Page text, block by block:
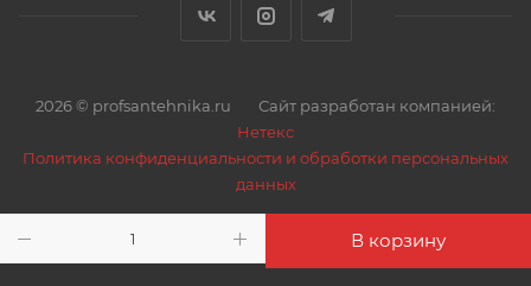
В корзину
Технические параметры подводки Optima
Внутренний диаметр, мм 8,0 ± 0,5
Подсоединительные размеры фитингов,
дюйм Гайка 1/2", Штуцер 1/2", Штуцер М10х17мм,
Штуцер М10х34мм
Рабочая / максимальная температура, C 0...95/110
Максимальное рабочее давление / давление на
2026 © profsantehnika.ru
Сайт разработан компанией:
Нетекс
Политика конфиденциальности и обработки персональных
данных